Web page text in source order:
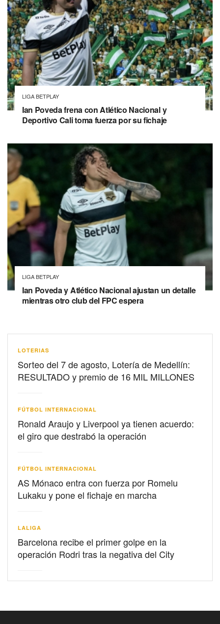
LIGA BETPLAY
Ian Poveda frena con Atlético Nacional y
Deportivo Cali toma fuerza por su fichaje
LIGA BETPLAY
Ian Poveda y Atlético Nacional ajustan un detalle
mientras otro club del FPC espera
LOTERIAS
Sorteo del 7 de agosto, Lotería de Medellín:
RESULTADO y premio de 16 MIL MILLONES
FÚTBOL INTERNACIONAL
Ronald Araujo y Liverpool ya tienen acuerdo:
el giro que destrabó la operación
FÚTBOL INTERNACIONAL
AS Mónaco entra con fuerza por Romelu
Lukaku y pone el fichaje en marcha
LALIGA
Barcelona recibe el primer golpe en la
operación Rodri tras la negativa del City